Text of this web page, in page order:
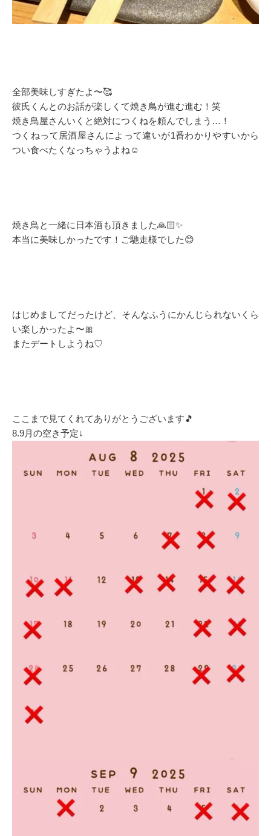
全部美味しすぎたよ〜🥰
彼氏くんとのお話が楽しくて焼き鳥が進む進む！笑
焼き鳥屋さんいくと絶対につくねを頼んでしまう…！
つくねって居酒屋さんによって違いが1番わかりやすいから
つい食べたくなっちゃうよね☺️
焼き鳥と一緒に日本酒も頂きました🙏🏻✨
本当に美味しかったです！ご馳走様でした😊
はじめましてだったけど、そんなふうにかんじられないくら
い楽しかったよ〜🎀
またデートしようね♡
ここまで見てくれてありがとうございます🎵
8.9月の空き予定↓